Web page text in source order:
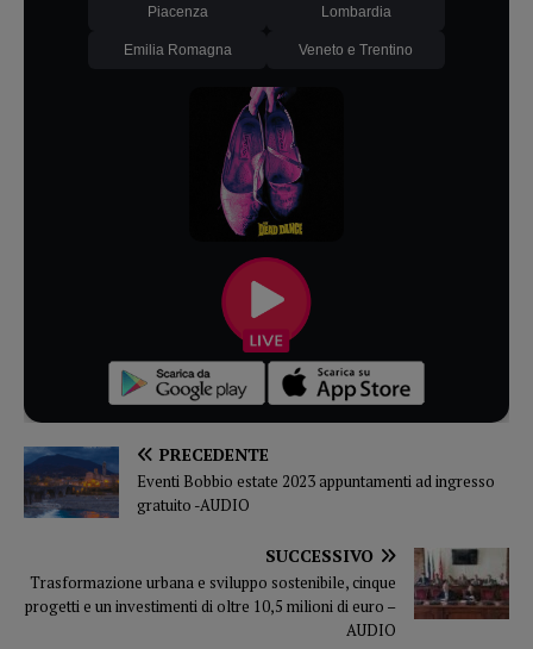
Piacenza Lombardia
Emilia Romagna Veneto e Trentino
PRECEDENTE
Eventi Bobbio estate 2023 appuntamenti ad ingresso
gratuito -AUDIO
SUCCESSIVO
Trasformazione urbana e sviluppo sostenibile, cinque
progetti e un investimenti di oltre 10,5 milioni di euro –
AUDIO